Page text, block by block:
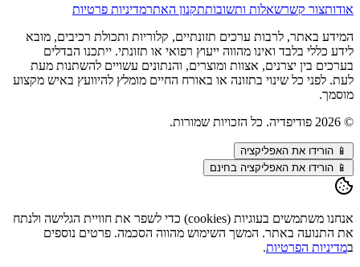
אודותצור קשרשאלות ותשובותתקנון האתרמדיניות פרטיות
המידע באתר, לרבות ערכים תזונתיים, קלוריות ותכולת רכיבים, מובא
לידע כללי בלבד ואינו מהווה ייעוץ רפואי או תזונתי. ייתכנו הבדלים
בערכים בין יצרנים, אצוות ומוצרים, והנתונים עשויים להשתנות מעת
לעת. לפני כל שינוי בתזונה או באורח החיים מומלץ להיוועץ באיש מקצוע
מוסמך.
©
2026 פודיפדיה. כל הזכויות שמורות.
📱 הורידו את האפליקציה
📱 הורידו את האפליקציה בחינם
אנחנו משתמשים בעוגיות (cookies) כדי לשפר את חוויית הגלישה ולנתח
את התנועה באתר. המשך השימוש מהווה הסכמה. פרטים נוספים
במדיניות הפרטיות.